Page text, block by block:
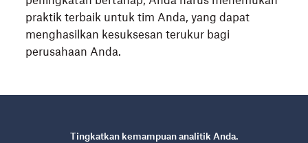
praktik terbaik untuk tim Anda, yang dapat
menghasilkan kesuksesan terukur bagi
perusahaan Anda.
Tingkatkan kemampuan analitik Anda.